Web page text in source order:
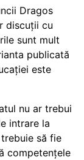
Dragos
discuții cu
sunt mult
publicată
este
nu ar trebui
intrare la
să fie
competențele